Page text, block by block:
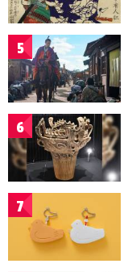
5
6
7